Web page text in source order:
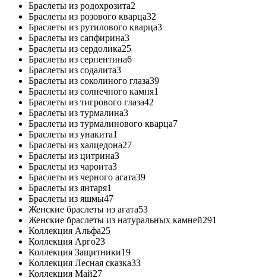
Браслеты из родохрозита2
Браслеты из розового кварца32
Браслеты из рутилового кварца3
Браслеты из сапфирина3
Браслеты из сердолика25
Браслеты из серпентина6
Браслеты из содалита3
Браслеты из соколиного глаза39
Браслеты из солнечного камня1
Браслеты из тигрового глаза42
Браслеты из турмалина3
Браслеты из турмалинового кварца7
Браслеты из унакита1
Браслеты из халцедона27
Браслеты из цитрина3
Браслеты из чароита3
Браслеты из черного агата39
Браслеты из янтаря1
Браслеты из яшмы47
Женские браслеты из агата53
Женские браслеты из натуральных камней291
Коллекция Альфа25
Коллекция Арго23
Коллекция Защитники19
Коллекция Лесная сказка33
Коллекция Май27